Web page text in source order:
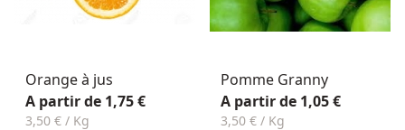
Orange à jus
A partir de 1,75 €
3,50 € / Kg
Pomme Granny
A partir de 1,05 €
3,50 € / Kg